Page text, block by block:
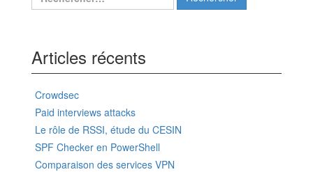
Articles récents
Crowdsec
Paid interviews attacks
Le rôle de RSSI, étude du CESIN
SPF Checker en PowerShell
Comparaison des services VPN